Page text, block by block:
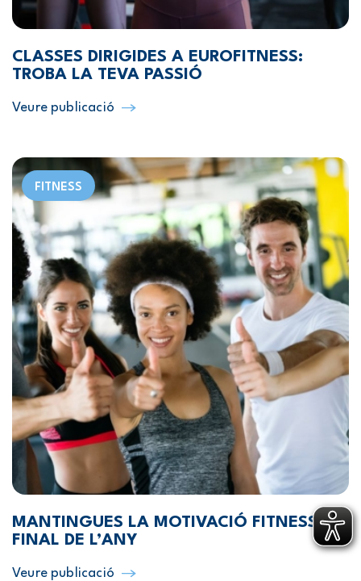
CLASSES DIRIGIDES A EUROFITNESS:
TROBA LA TEVA PASSIÓ
Veure publicació
FITNESS
MANTINGUES LA MOTIVACIÓ FITNESS AL
FINAL DE L’ANY
Veure publicació